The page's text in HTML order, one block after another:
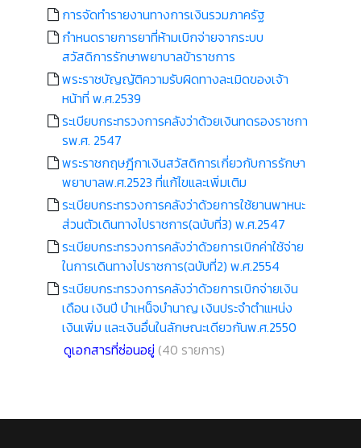
การจัดทำรายงานทางการเงินรวมภาครัฐ
กำหนดรายการยาที่ห้ามเบิกจ่ายจากระบบ
สวัสดิการรักษาพยาบาลข้าราชการ
พระราชบัญญัติความรับผิดทางละเมิดของเจ้า
หน้าที่ พ.ศ.2539
ระเบียบกระทรวงการคลังว่าด้วยเงินทดรองราชกา
รพ.ศ. 2547
พระราชกฤษฎีกาเงินสวัสดิการเกี่ยวกับการรักษา
พยาบาลพ.ศ.2523 ที่แก้ไขและเพิ่มเติม
ระเบียบกระทรวงการคลังว่าด้วยการใช้ยานพาหนะ
ส่วนตัวเดินทางไปราชการ(ฉบับที่3) พ.ศ.2547
ระเบียบกระทรวงการคลังว่าด้วยการเบิกค่าใช้จ่าย
ในการเดินทางไปราชการ(ฉบับที่2) พ.ศ.2554
ระเบียบกระทรวงการคลังว่าด้วยการเบิกจ่ายเงิน
เดือน เงินปี บำเหน็จบำนาญ เงินประจำตำแหน่ง
เงินเพิ่ม และเงินอื่นในลักษณะเดียวกันพ.ศ.2550
ดูเอกสารที่ซ่อนอยู่ (40 รายการ)